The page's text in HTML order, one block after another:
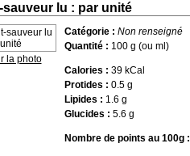
sauveur lu : par unité
la photo
Catégorie : Non renseigné
Quantité : 100 g (ou ml)
Calories : 39 kCal
Protides : 0.5 g
Lipides : 1.6 g
Glucides : 5.6 g
Nombre de points au 100g :